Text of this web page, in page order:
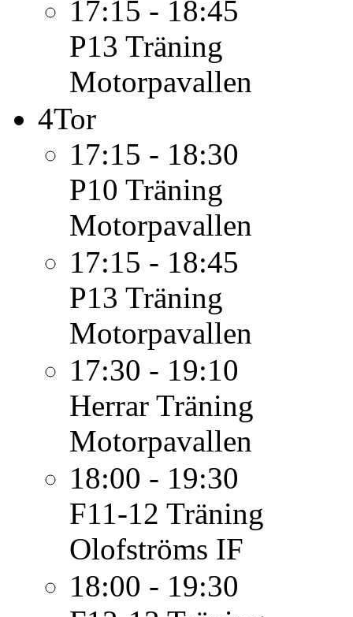
17:15 - 18:45
P13 Träning
Motorpavallen
4Tor
17:15 - 18:30
P10 Träning
Motorpavallen
17:15 - 18:45
P13 Träning
Motorpavallen
17:30 - 19:10
Herrar Träning
Motorpavallen
18:00 - 19:30
F11-12 Träning
Olofströms IF
18:00 - 19:30